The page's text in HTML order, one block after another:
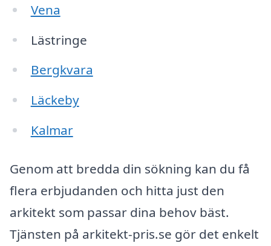
Vena
Lästringe
Bergkvara
Läckeby
Kalmar
Genom att bredda din sökning kan du få
flera erbjudanden och hitta just den
arkitekt som passar dina behov bäst.
Tjänsten på arkitekt-pris.se gör det enkelt